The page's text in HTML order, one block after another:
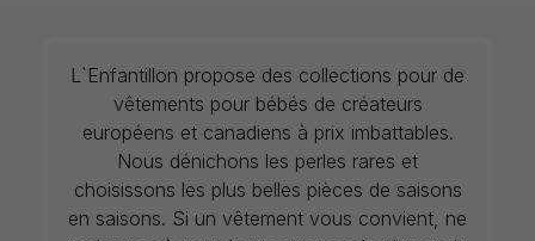
L`Enfantillon propose des collections pour de
vêtements pour bébés de créateurs
européens et canadiens à prix imbattables.
Nous dénichons les perles rares et
choisissons les plus belles pièces de saisons
en saisons. Si un vêtement vous convient, ne